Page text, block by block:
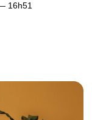
16h51